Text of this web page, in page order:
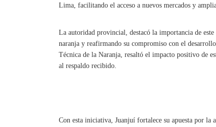
Lima, facilitando el acceso a nuevos mercados y
La autoridad provincial, destacó la importancia de este
naranja y reafirmando su compromiso con el
Técnica de la Naranja, resaltó el impacto positivo de
al respaldo recibido.
Con esta iniciativa, Juanjuí fortalece su apuesta por